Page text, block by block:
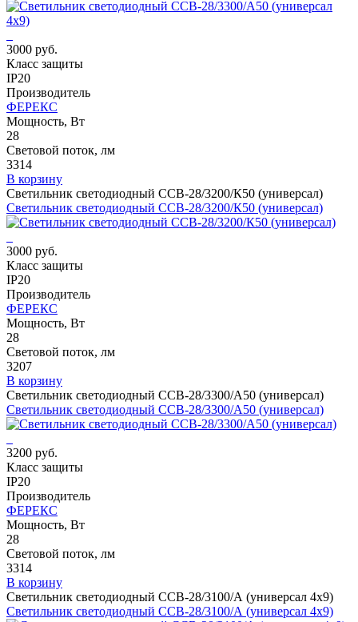
3000 руб.
Класс защиты
IP20
Производитель
ФЕРЕКС
Мощность, Вт
28
Световой поток, лм
3314
В корзину
Светильник светодиодный ССВ-28/3200/К50 (универсал)
Светильник светодиодный ССВ-28/3200/К50 (универсал)
3000 руб.
Класс защиты
IP20
Производитель
ФЕРЕКС
Мощность, Вт
28
Световой поток, лм
3207
В корзину
Светильник светодиодный ССВ-28/3300/А50 (универсал)
Светильник светодиодный ССВ-28/3300/А50 (универсал)
3200 руб.
Класс защиты
IP20
Производитель
ФЕРЕКС
Мощность, Вт
28
Световой поток, лм
3314
В корзину
Светильник светодиодный ССВ-28/3100/А (универсал 4х9)
Светильник светодиодный ССВ-28/3100/А (универсал 4х9)